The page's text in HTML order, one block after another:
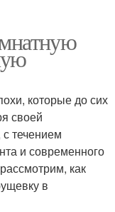
которые до сих
своей
течением
и современного
как
в